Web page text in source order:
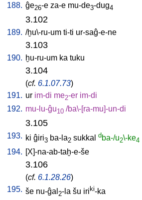
188. ĝe26-e za-e mu-de3-dug4
3.102
189. /ḫu\-ru-um ti-ti ur-saĝ-e-ne
3.103
190. ḫu-ru-um ka tuku
3.104
(cf. 6.1.07.73)
191. ur im-di me2-er im-di
192. mu-lu-ĝu10 /ba\-[ra-mu]-un-di
3.105
193. ki ĝiri3 ba-la2 sukkal dba-/u2\-ke4
194. [X]-na-ab-taḫ-e-še
3.106
(cf. 6.1.28.26)
195. še nu-ĝal 2-la šu iriki-ka